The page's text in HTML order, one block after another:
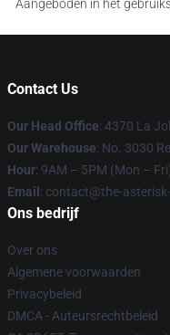
Aangeboden in het
Contact Us
Our Head Office: 4370 La
Our Warehouse: No. 3030
Hour: 9AM – 5PM (Mon –
Email : contact@the-
Ons bedrijf
Over ons
Algemene voorwaarden
Privacybeleid
DMCA - Auteursrechtbeleid